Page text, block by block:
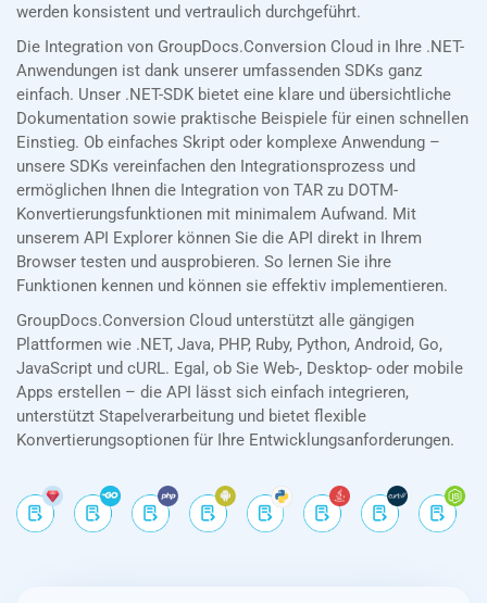
werden konsistent und vertraulich durchgeführt.
Die Integration von GroupDocs.Conversion Cloud in Ihre .NET-
Anwendungen ist dank unserer umfassenden SDKs ganz
einfach. Unser .NET-SDK bietet eine klare und übersichtliche
Dokumentation sowie praktische Beispiele für einen schnellen
Einstieg. Ob einfaches Skript oder komplexe Anwendung –
unsere SDKs vereinfachen den Integrationsprozess und
ermöglichen Ihnen die Integration von TAR zu DOTM-
Konvertierungsfunktionen mit minimalem Aufwand. Mit
unserem API Explorer können Sie die API direkt in Ihrem
Browser testen und ausprobieren. So lernen Sie ihre
Funktionen kennen und können sie effektiv implementieren.
GroupDocs.Conversion Cloud unterstützt alle gängigen
Plattformen wie .NET, Java, PHP, Ruby, Python, Android, Go,
JavaScript und cURL. Egal, ob Sie Web-, Desktop- oder mobile
Apps erstellen – die API lässt sich einfach integrieren,
unterstützt Stapelverarbeitung und bietet flexible
Konvertierungsoptionen für Ihre Entwicklungsanforderungen.